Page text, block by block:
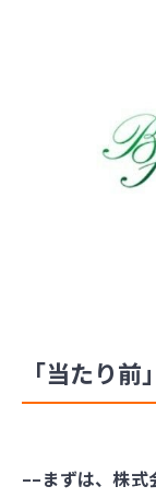
「当たり
––まずは、株